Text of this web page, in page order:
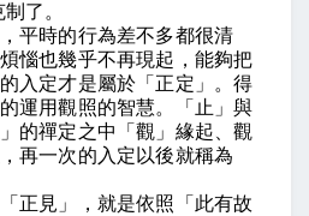
了。
平時的行為差不多都很清
惱也幾乎不再現起，能夠把
入定才是屬於「正定」。得
運用觀照的智慧。「止」與
的禪定之中「觀」緣起、觀
再一次的入定以後就稱為
正見」，就是依照「此有故